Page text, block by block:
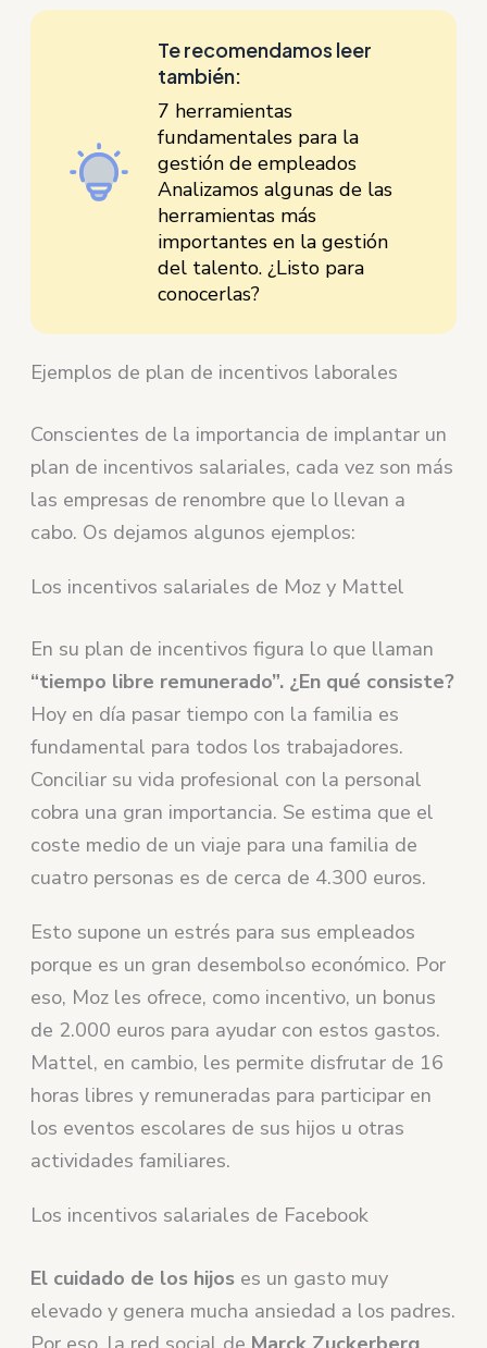
Te recomendamos leer
también:
7 herramientas
fundamentales para la
gestión de empleados
Analizamos algunas de las
herramientas más
importantes en la gestión
del talento. ¿Listo para
conocerlas?
Ejemplos de plan de incentivos laborales
Conscientes de la importancia de implantar un
plan de incentivos salariales, cada vez son más
las empresas de renombre que lo llevan a
cabo. Os dejamos algunos ejemplos:
Los incentivos salariales de Moz y Mattel
En su plan de incentivos figura lo que llaman
“tiempo libre remunerado”. ¿En qué consiste?
Hoy en día pasar tiempo con la familia es
fundamental para todos los trabajadores.
Conciliar su vida profesional con la personal
cobra una gran importancia. Se estima que el
coste medio de un viaje para una familia de
cuatro personas es de cerca de 4.300 euros.
Esto supone un estrés para sus empleados
porque es un gran desembolso económico. Por
eso, Moz les ofrece, como incentivo, un bonus
de 2.000 euros para ayudar con estos gastos.
Mattel, en cambio, les permite disfrutar de 16
horas libres y remuneradas para participar en
los eventos escolares de sus hijos u otras
actividades familiares.
Los incentivos salariales de Facebook
El cuidado de los hijos es un gasto muy
elevado y genera mucha ansiedad a los padres.